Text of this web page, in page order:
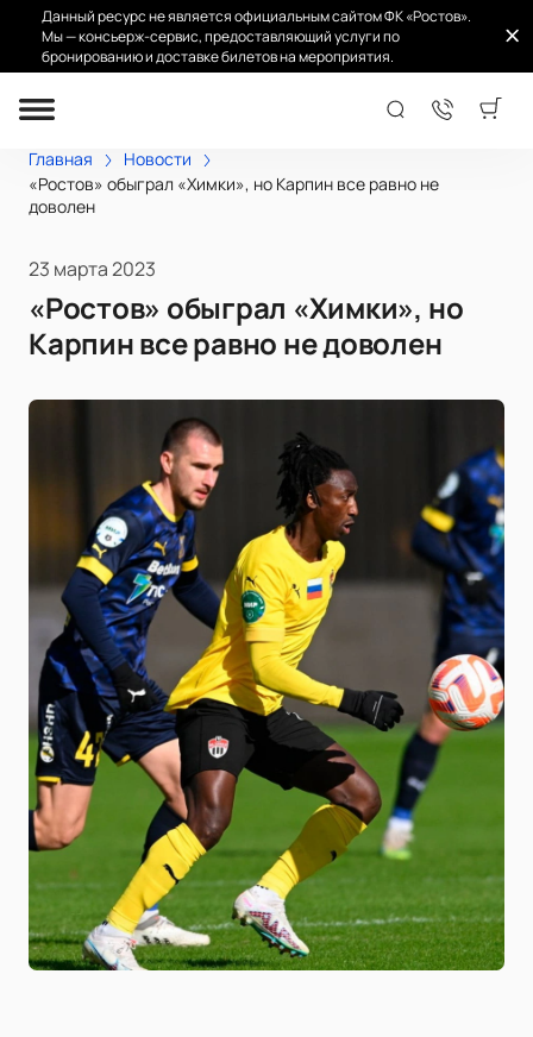
Данный ресурс не является официальным сайтом ФК «Ростов».
Мы — консьерж-сервис, предоставляющий услуги по
бронированию и доставке билетов на мероприятия.
Главная
Новости
«Ростов» обыграл «Химки», но Карпин все равно не
доволен
23 марта 2023
«Ростов» обыграл «Химки», но
Карпин все равно не доволен